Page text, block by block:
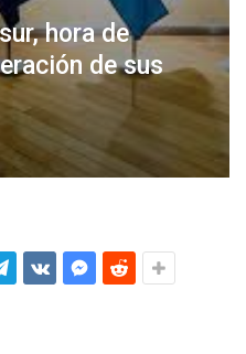
hora de
de sus